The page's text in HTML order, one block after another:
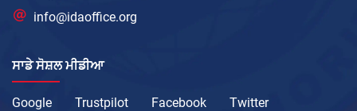
info@idaoffice.org
ਸਾਡੇ ਸੋਸ਼ਲ ਮੀਡੀਆ
Google Trustpilot Facebook
Twitter